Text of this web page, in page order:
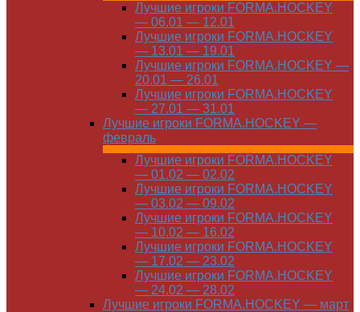
Лучшие игроки FORMA.HOCKEY
— 06.01 — 12.01
Лучшие игроки FORMA.HOCKEY
— 13.01 — 19.01
Лучшие игроки FORMA.HOCKEY —
20.01 — 26.01
Лучшие игроки FORMA.HOCKEY
— 27.01 — 31.01
Лучшие игроки FORMA.HOCKEY —
февраль
Лучшие игроки FORMA.HOCKEY
— 01.02 — 02.02
Лучшие игроки FORMA.HOCKEY
— 03.02 — 09.02
Лучшие игроки FORMA.HOCKEY
— 10.02 — 16.02
Лучшие игроки FORMA.HOCKEY
— 17.02 — 23.02
Лучшие игроки FORMA.HOCKEY
— 24.02 — 28.02
Лучшие игроки FORMA.HOCKEY — март